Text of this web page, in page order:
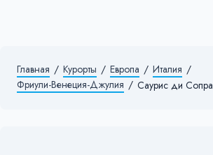
Главная / Курорты / Европа / Италия /
Фриули-Венеция-Джулия / Саурис ди Сопра